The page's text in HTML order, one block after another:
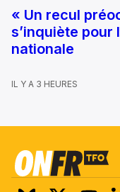
« Un recul
s’inquiète
nationale
IL Y A 3 HEURES